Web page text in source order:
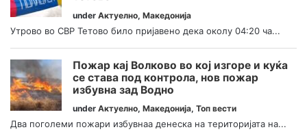
under Актуелно, Македонија
Утрово во СВР Тетово било пријавено дека околу 04:20 ча...
Пожар кај Волково во кој изгоре и куќа
се става под контрола, нов пожар
избувна зад Водно
under Актуелно, Македонија, Топ вести
Два поголеми пожари избувнаа денеска на територијата на...